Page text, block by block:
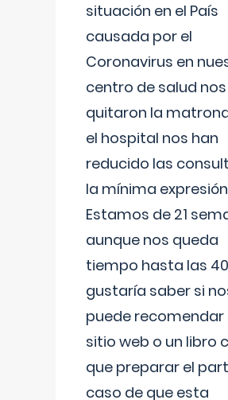
situación en el País
causada por el
Coronavirus en
centro de salud nos
quitaron la
el hospital nos han
reducido las
la mínima
Estamos de 21
aunque nos queda
tiempo hasta las
gustaría saber si
puede recomendar
sitio web o un libro
que preparar el
caso de que esta